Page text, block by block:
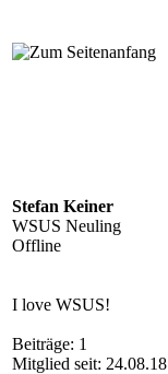
Stefan Keiner
WSUS Neuling
Offline
I love WSUS!
Beiträge: 1
Mitglied seit: 24.08.18